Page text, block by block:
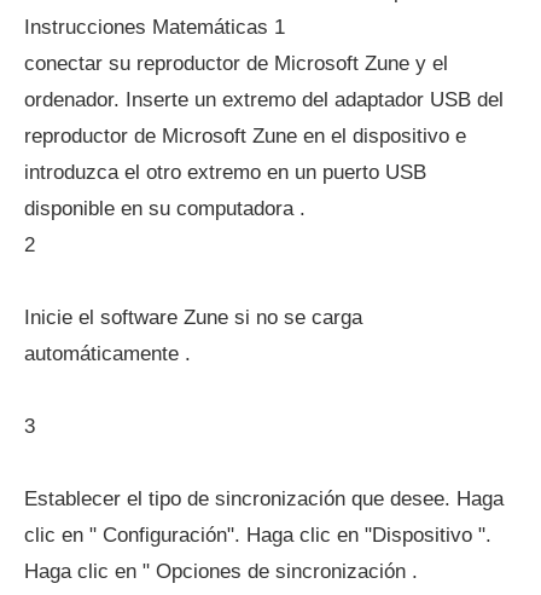
Instrucciones Matemáticas 1
conectar su reproductor de Microsoft Zune y el
ordenador. Inserte un extremo del adaptador USB del
reproductor de Microsoft Zune en el dispositivo e
introduzca el otro extremo en un puerto USB
disponible en su computadora .
2
Inicie el software Zune si no se carga
automáticamente .
3
Establecer el tipo de sincronización que desee. Haga
clic en " Configuración". Haga clic en "Dispositivo ".
Haga clic en " Opciones de sincronización .